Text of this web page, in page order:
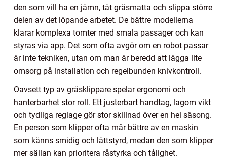
den som vill ha en jämn, tät gräsmatta och slippa större
delen av det löpande arbetet. De bättre modellerna
klarar komplexa tomter med smala passager och kan
styras via app. Det som ofta avgör om en robot passar
är inte tekniken, utan om man är beredd att lägga lite
omsorg på installation och regelbunden knivkontroll.
Oavsett typ av gräsklippare spelar ergonomi och
hanterbarhet stor roll. Ett justerbart handtag, lagom vikt
och tydliga reglage gör stor skillnad över en hel säsong.
En person som klipper ofta mår bättre av en maskin
som känns smidig och lättstyrd, medan den som klipper
mer sällan kan prioritera råstyrka och tålighet.